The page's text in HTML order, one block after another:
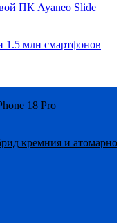
ПК Ayaneo Slide
1.5 млн смартфонов
18 Pro
кремния и атомарно